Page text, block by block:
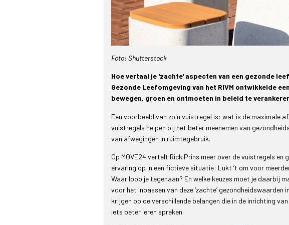
Foto: Shutterstock
Hoe vertaal je 'zachte' aspecten van een gezonde
Gezonde Leefomgeving van het RIVM ontwikkelde
bewegen, groen en ontmoeten in beleid te
Een voorbeeld van zo'n vuistregel is: wat is de maximale
vuistregels helpen bij het beter meenemen van
van afwegingen in ruimtegebruik.
Op MOVE24 vertelt Rick Prins meer over de vuistregels
ervaring op in een fictieve situatie: Lukt ’t om voor
Waar loop je tegenaan? En welke keuzes moet je daarbij
voor het inpassen van deze ‘zachte’
krijgen op de verschillende belangen die in de inrichting
iets beter leren spreken.